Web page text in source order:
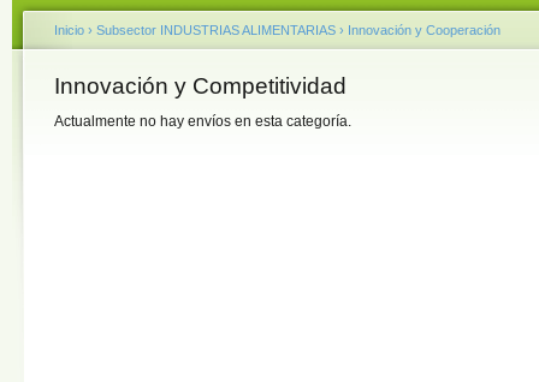
Inicio › Subsector INDUSTRIAS ALIMENTARIAS › Innovación y Cooperación
Innovación y Competitividad
Actualmente no hay envíos en esta categoría.